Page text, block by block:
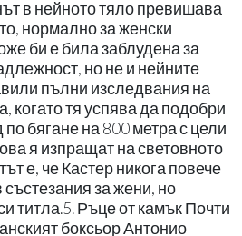
в нейното тяло превишава
нормално за женски
би е била заблудена за
но не и нейните
пълни изследвания на
когато тя успява да подобри
бягане на 800 метра с цели
я изпращат на световното
е, че Кастер никога повече
за жени, но
титла.5. Ръце от камък Почти
боксьор Антонио